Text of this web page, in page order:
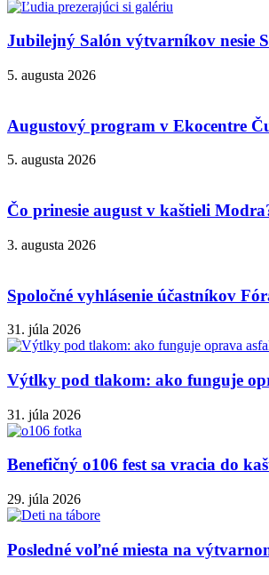
Jubilejný Salón výtvarníkov nesie
5. augusta 2026
Augustový program v Ekocentre
5. augusta 2026
Čo prinesie august v kaštieli
3. augusta 2026
Spoločné vyhlásenie účastníkov
31. júla 2026
Výtlky pod tlakom: ako funguje
31. júla 2026
Benefičný o106 fest sa vracia do
29. júla 2026
Posledné voľné miesta na